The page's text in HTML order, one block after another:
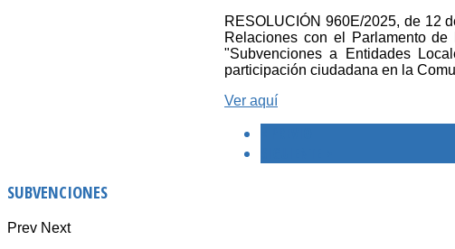
RESOLUCIÓN 960E/2025, de 12
Relaciones con el Parlamento
"Subvenciones a Entidades
participación ciudadana en la
Ver aquí
SUBVENCIONES
Prev Next